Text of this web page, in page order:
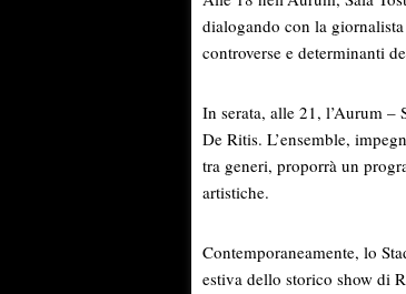
dialogando con la
controverse e determinanti
In serata, alle 21, l’Aurum –
De Ritis. L’ensemble,
tra generi, proporrà un
artistiche.
Contemporaneamente, lo
estiva dello storico show di